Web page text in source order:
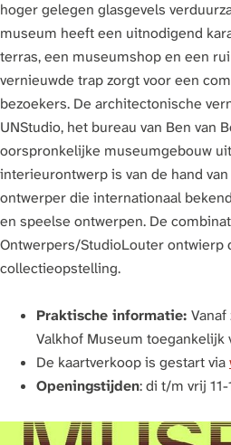
hoger gelegen glasgevels
museum heeft een uitnodigend
terras, een museumshop en een
vernieuwde trap zorgt voor een
bezoekers. De architectonische
UNStudio, het bureau van Ben van
oorspronkelijke museumgebouw
interieurontwerp is van de hand
ontwerper die internationaal
en speelse ontwerpen. De
Ontwerpers/StudioLouter ontwierp
collectieopstelling.
Praktische informatie:
Valkhof Museum toegankelijk
De kaartverkoop is gestart via
Openingstijden: di t/m vrij